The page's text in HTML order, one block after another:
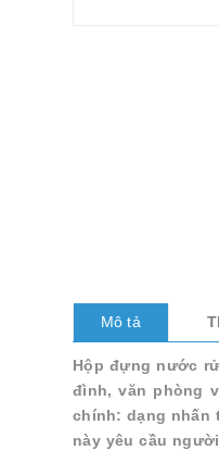
Mô tả
Hộp đựng nước
đình, văn phòng
chính: dạng nhấn
này yêu cầu